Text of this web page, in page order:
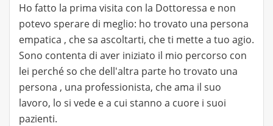
Ho fatto la prima visita con la Dottoressa e non
potevo sperare di meglio: ho trovato una persona
empatica , che sa ascoltarti, che ti mette a tuo agio.
Sono contenta di aver iniziato il mio percorso con
lei perché so che dell'altra parte ho trovato una
persona , una professionista, che ama il suo
lavoro, lo si vede e a cui stanno a cuore i suoi
pazienti.